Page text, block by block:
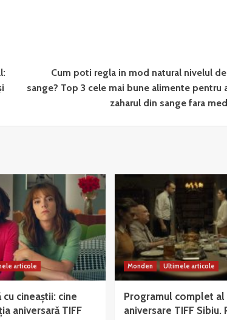
Cum poti regla in mod natural nivelul
sange? Top 3 cele mai bune alimente pentru
zaharul din sange fara
articole
cu cineaștii: cine
aniversară TIFF
Monden Ultimele articole
Programul complet
aniversare TIFF Sibiu.